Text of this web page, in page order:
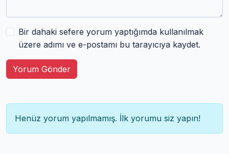
Bir dahaki sefere yorum yaptığımda kullanılmak
üzere adımı ve e-postamı bu tarayıcıya kaydet.
Yorum Gönder
Henüz yorum yapılmamış. İlk yorumu siz yapın!